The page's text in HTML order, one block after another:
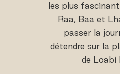
les plus
Raa, Baa et
passer la
détendre sur la
de Loabi